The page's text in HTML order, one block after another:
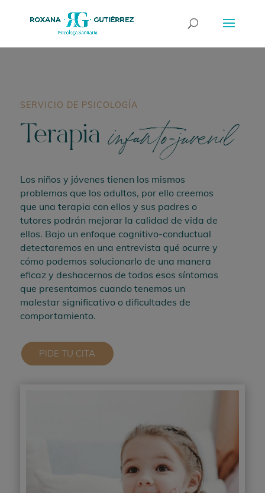
SERVICIO DE PSICOLOGÍA
Terapia infanto-juvenil
Los niños y jóvenes tienen los mismos
problemas que los adultos, por ello creemos
que una terapia con ellos y sus padres o
tutores podrán mejorar la calidad de vida de
ellos. Bajo un enfoque cognitivo-conductual
detectaremos en una entrevista qué ocurre y
cómo podemos solucionarlo de una manera
eficaz y deshacernos de todos esos síntomas
que presentamos cuando tenemos un
malestar significativo o dificultades de
comportamiento.
PIDE TU CITA